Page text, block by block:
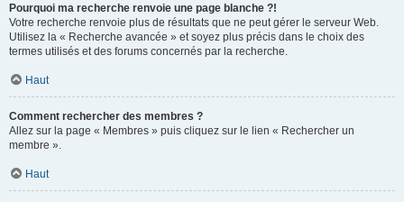
Pourquoi ma recherche renvoie une page blanche ?!
Votre recherche renvoie plus de résultats que ne peut gérer le serveur Web.
Utilisez la « Recherche avancée » et soyez plus précis dans le choix des
termes utilisés et des forums concernés par la recherche.
Haut
Comment rechercher des membres ?
Allez sur la page « Membres » puis cliquez sur le lien « Rechercher un
membre ».
Haut